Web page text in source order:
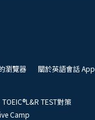
瀏覽器 關於英語會話 App
TOEIC®L&R TEST對策
Camp